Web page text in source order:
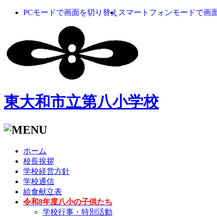
PCモードで画面を切り替え スマートフォンモードで画
東大和市立第八小学校
ホーム
校長挨拶
学校経営方針
学校通信
給食献立表
令和8年度八小の子供たち
学校行事・特別活動